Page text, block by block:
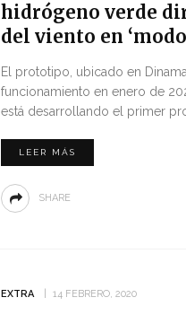
hidrógeno verde
del viento en
El prototipo, ubicado en
funcionamiento en enero de
está desarrollando el primer
LEER MÁS
SHARE
EXTRA 14 FEBRERO, 2020